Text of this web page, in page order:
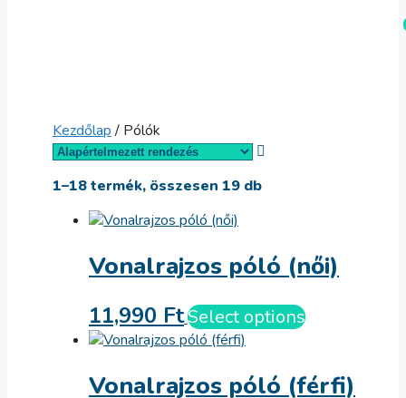
Kezdőlap/ Pólók
1–18 termék, összesen 19 db
Vonalrajzos póló (női)
11,990 FtSelect options
Vonalrajzos póló (férfi)